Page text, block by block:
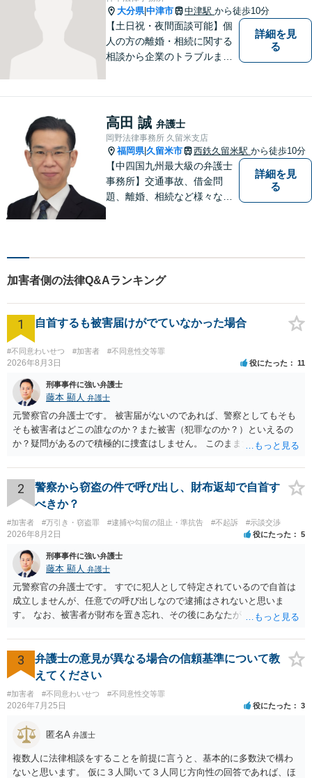
大分県|中津市 中津駅 から徒歩10分
【土日祝・夜間面談可能】個
人の方の離婚・相続に関する
相談から企業のトラブルまで
詳細を見
る
高田 誠 弁護士
岡野法律事務所 久留米支店
福岡県|久留米市 西鉄久留米駅 から徒歩10分
【中四国九州最大級の弁護士
事務所】交通事故、借金問
題、離婚、相続など様々な問
い！
詳細を見
る
加害者側の法律Q&Aランキング
1 自首するも被害届けがでていなかった場合
#不同意わいせつ #加害者 #不同意性交等罪
2026年8月3日 役にたった 11
刑事事件に強い弁護士
藤本 顯人 弁護士
元警察官の弁護士です。 被害届がないのであれば、警察としてもそも
そも被害者はどこの誰なのか？また被害（犯罪なのか？）といえるの
か？疑問があるので積極的に捜査はしません。 このまま女性から警察
2
警察から窃盗の件で呼び出し、財布返却で自首す
べきか？
#加害者 #万引き・窃盗罪 #逮捕や勾留の阻止・準抗告 #不起訴 #示談交渉
2026年8月2日 役にたった 5
刑事事件に強い弁護士
藤本 顯人 弁護士
元警察官の弁護士です。 すでに犯人として特定されているので自首は
成立しませんが、任意での呼び出しなので逮捕はされないと思いま
す。 なお、被害者が財布を置き忘れ、その後にあなたがトイレに入
と言い逃れはかなり厳しいものと思います。
3
弁護士の意見が異なる場合の信頼基準について教
えてください
#加害者 #不同意わいせつ #不同意性交等罪
2026年7月25日 役にたった 3
匿名A 弁護士
複数人に法律相談をすることを前提に言うと、基本的に多数決で構わ
ないと思います。 仮に３人聞いて３人同じ方向性の回答であれば、ほ